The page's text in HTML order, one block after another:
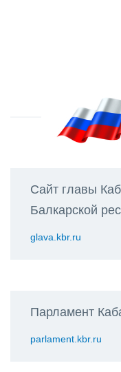
Сайт главы
Балкарской
glava.kbr.ru
Парламент
parlament.kbr.ru